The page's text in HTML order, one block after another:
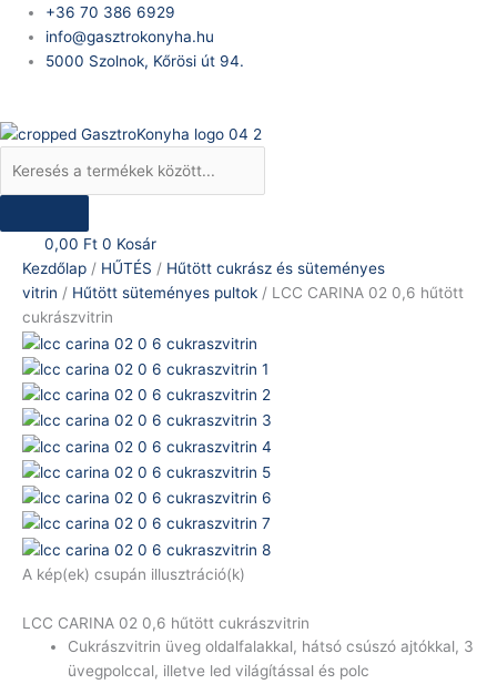
content
+36 70 386 6929
info@gasztrokonyha.hu
5000 Szolnok, Kőrösi út 94.
Products
search
0,00 Ft 0 Kosár
Kezdőlap / HŰTÉS / Hűtött cukrász és süteményes
vitrin / Hűtött süteményes pultok / LCC CARINA 02 0,6 hűtött
cukrászvitrin
A kép(ek) csupán illusztráció(k)
LCC CARINA 02 0,6 hűtött cukrászvitrin
Cukrászvitrin üveg oldalfalakkal, hátsó csúszó ajtókkal, 3
üvegpolccal, illetve led világítással és polc
LCC
CARINA
02
cukrászvitrin